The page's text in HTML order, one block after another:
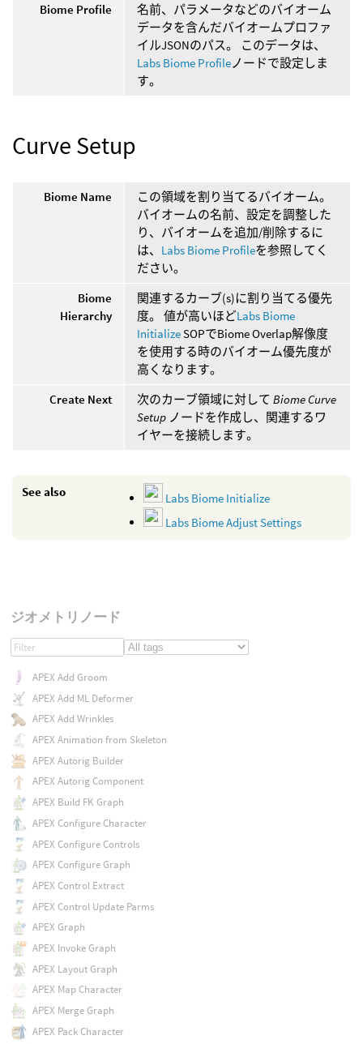
Biome Profile
名前、パラメータなどのバイオーム
データを含んだバイオームプロファ
イルJSONのパス。 このデータは、
Labs Biome Profile ノードで設定しま
す。
Curve Setup
Biome Name
この領域を割り当てるバイオーム。
バイオームの名前、設定を調整した
り、バイオームを追加/削除するに
は、 Labs Biome Profileを参照してく
ださい。
Biome
Hierarchy
関連するカーブ(s)に割り当てる優先
度。 値が高いほどLabs Biome
InitializeSOPでBiome Overlap解像度
を使用する時のバイオーム優先度が
高くなります。
Create Next
次のカーブ領域に対して Biome Curve
Setup ノードを作成し、関連するワ
イヤーを接続します。
See also
Labs Biome Initialize
Labs Biome Adjust Settings
ジオメトリノード
APEX Add Groom
APEX Add ML Deformer
APEX Add Wrinkles
APEX Animation from Skeleton
APEX Autorig Builder
APEX Autorig Component
APEX Build FK Graph
APEX Configure Character
APEX Configure Controls
APEX Configure Graph
APEX Control Extract
APEX Control Update Parms
APEX Graph
APEX Invoke Graph
APEX Layout Graph
APEX Map Character
APEX Merge Graph
APEX Pack Character